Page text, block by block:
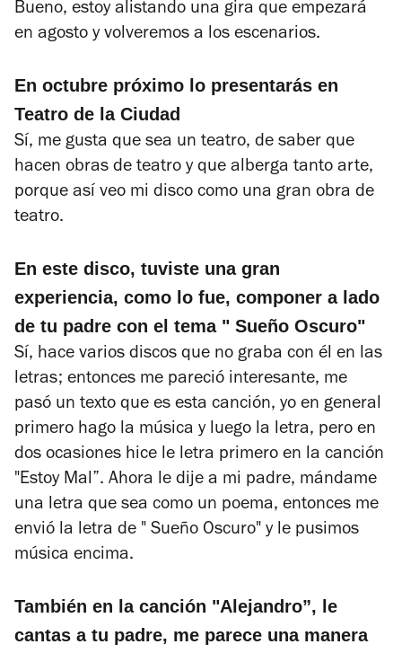
Bueno, estoy alistando una gira que empezará
en agosto y volveremos a los escenarios.
En octubre próximo lo presentarás en
Teatro de la Ciudad
Sí, me gusta que sea un teatro, de saber que
hacen obras de teatro y que alberga tanto arte,
porque así veo mi disco como una gran obra de
teatro.
En este disco, tuviste una gran
experiencia, como lo fue, componer a lado
de tu padre con el tema " Sueño Oscuro"
Sí, hace varios discos que no graba con él en las
letras; entonces me pareció interesante, me
pasó un texto que es esta canción, yo en general
primero hago la música y luego la letra, pero en
dos ocasiones hice le letra primero en la canción
"Estoy Mal”. Ahora le dije a mi padre, mándame
una letra que sea como un poema, entonces me
envió la letra de " Sueño Oscuro" y le pusimos
música encima.
También en la canción "Alejandro”, le
cantas a tu padre, me parece una manera